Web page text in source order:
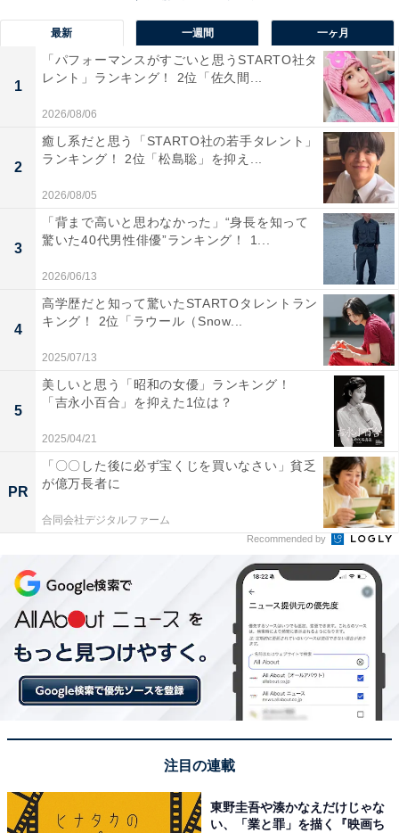
大な渓谷の景色を堪能できる絶景露天風呂や家族で楽し
めるレジャーホテルなど、数多くの宿泊施設が鬼怒川沿
いに建ち並びます。「鬼怒川温泉ロープウェイ」や「鬼
怒川ライン下り」など雄大な自然を堪能できるスポッ
ト、「EDO WONDERLAND 日光江戸村」や「東武ワー
ルドスクウェア」などのテーマパークも充実していま
す。
回答者からは、「浅草から特急で一本とアクセスが良
く、渓谷美を望む露天風呂や日光観光とあわせて楽しめ
る点が日帰り旅にぴったりだから」（30代女性／東京
都）、「美しい渓谷を見下ろしながらの露天風呂は最
高」（30代女性／神奈川県）、「鬼怒川温泉は渓谷美と
自然に囲まれた癒しの温泉地。都心からのアクセスも良
く、絶景露天風呂や観光とあわせて日帰りで楽しめるの
が魅力です」（30代男性／千葉県）、「乗り鉄なのでス
ペーシアに乗りたいです。日光東照宮を観光して、温泉
に入って最高のプランです」（40代女性／静岡県）など
のコメントが寄せられました。
※回答者からのコメントは原文ママです
この記事の筆者：福島 ゆき プロフィール
アニメや漫画のレビュー、エンタメトピックスなどを中
心に、オールジャンルで執筆中のライター。時々、店舗
取材などのリポート記事も担当。All AboutおよびAll
About ニュースでのライター歴は6年。
最新 一週間 一ヶ月
1
「パフォーマンスがすごいと思うSTARTO社タ
レント」ランキング！ 2位「佐久間...
2026/08/06
2
癒し系だと思う「STARTO社の若手タレント」
ランキング！ 2位「松島聡」を抑え...
2026/08/05
3
「背まで高いと思わなかった」“身長を知って
驚いた40代男性俳優”ランキング！ 1...
2026/06/13
4
高学歴だと知って驚いたSTARTOタレントラン
キング！ 2位「ラウール（Snow...
2025/07/13
5
美しいと思う「昭和の女優」ランキング！
「吉永小百合」を抑えた1位は？
2025/04/21
PR
「〇〇した後に必ず宝くじを買いなさい」貧乏
が億万長者に
合同会社デジタルファーム
Recommended by
注目の連載
東野圭吾や湊かなえだけじゃな
い、「業と罪」を描く『映画ち